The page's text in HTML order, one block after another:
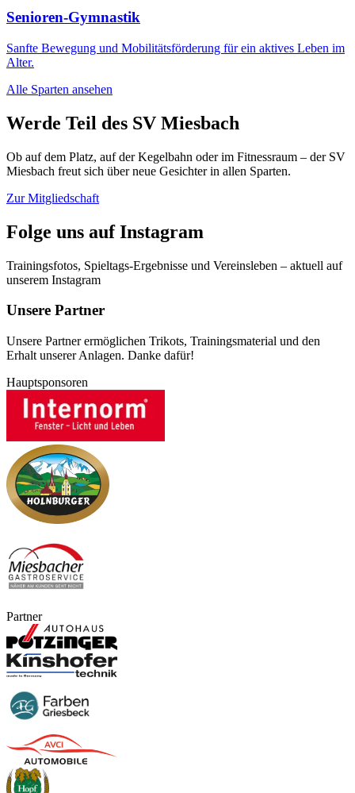
Senioren-Gymnastik
Sanfte Bewegung und Mobilitätsförderung für ein aktives Leben im
Alter.
Alle Sparten ansehen
Werde Teil des SV Miesbach
Ob auf dem Platz, auf der Kegelbahn oder im Fitnessraum – der SV
Miesbach freut sich über neue Gesichter in allen Sparten.
Zur Mitgliedschaft
Folge uns auf Instagram
Trainingsfotos, Spieltags-Ergebnisse und Vereinsleben – aktuell auf
unserem Instagram
Unsere Partner
Unsere Partner ermöglichen Trikots, Trainingsmaterial und den
Erhalt unserer Anlagen. Danke dafür!
Hauptsponsoren
Partner